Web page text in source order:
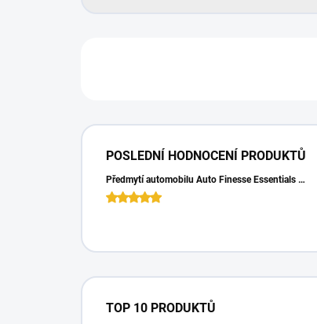
POSLEDNÍ HODNOCENÍ PRODUKTŮ
Předmytí automobilu Auto Finesse Essentials Pre-Wash (500 ml)
TOP 10 PRODUKTŮ